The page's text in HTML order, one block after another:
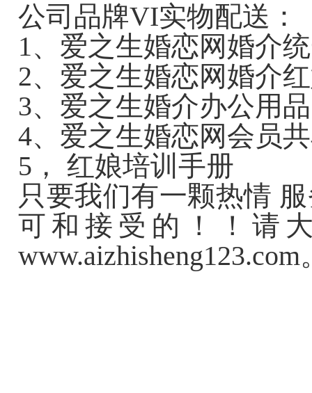
公司品牌VI实物配送：
1、爱之生婚恋网婚介
2、 爱之生婚恋网婚介
3、 爱之生婚介办公用
4、 爱之生婚恋网会员
5， 红娘培训手册
只要我们有一颗热情
可和接受的！！请